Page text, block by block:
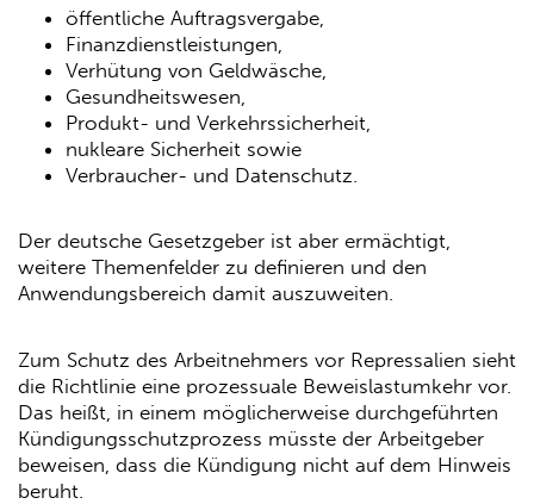
öffentliche Auftragsvergabe,
Finanzdienstleistungen,
Verhütung von Geldwäsche,
Gesundheitswesen,
Produkt- und Verkehrssicherheit,
nukleare Sicherheit sowie
Verbraucher- und Datenschutz.
Der deutsche Gesetzgeber ist aber ermächtigt,
weitere Themenfelder zu definieren und den
Anwendungsbereich damit auszuweiten.
Zum Schutz des Arbeitnehmers vor Repressalien sieht
die Richtlinie eine prozessuale Beweislastumkehr vor.
Das heißt, in einem möglicherweise durchgeführten
Kündigungsschutzprozess müsste der Arbeitgeber
beweisen, dass die Kündigung nicht auf dem Hinweis
beruht.